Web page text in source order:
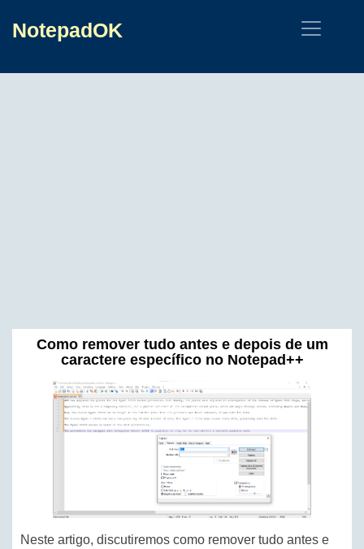
NotepadOK
Como remover tudo antes e depois de um
caractere específico no Notepad++
Neste artigo, discutiremos como remover tudo antes e